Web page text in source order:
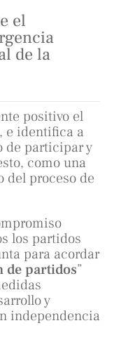
el
de la
positivo el
e identifica a
de participar y
como una
del proceso de
los partidos
para acordar
de partidos”
y
independencia